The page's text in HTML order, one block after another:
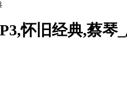
怀旧经典,蔡琴